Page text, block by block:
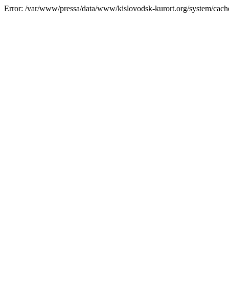
Error: /var/www/pressa/data/www/kislovodsk-kurort.org/system/